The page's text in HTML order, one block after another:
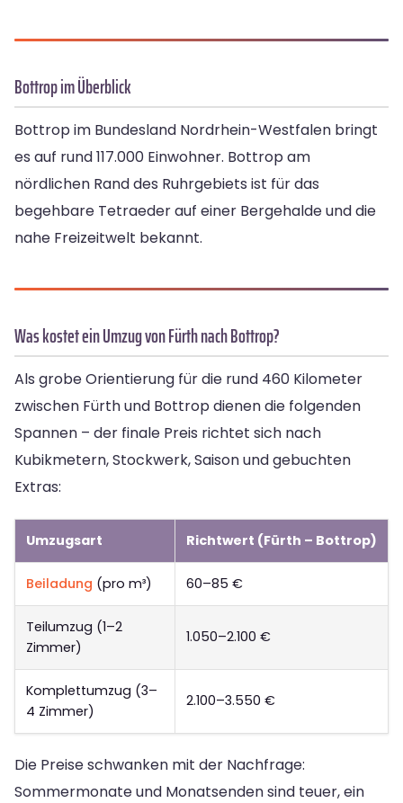
Bottrop im Überblick
Bottrop im Bundesland Nordrhein-Westfalen bringt
es auf rund 117.000 Einwohner. Bottrop am
nördlichen Rand des Ruhrgebiets ist für das
begehbare Tetraeder auf einer Bergehalde und die
nahe Freizeitwelt bekannt.
Was kostet ein Umzug von Fürth nach Bottrop?
Als grobe Orientierung für die rund 460 Kilometer
zwischen Fürth und Bottrop dienen die folgenden
Spannen – der finale Preis richtet sich nach
Kubikmetern, Stockwerk, Saison und gebuchten
Extras:
Umzugsart Richtwert (Fürth – Bottrop)
Beiladung (pro m³) 60–85 €
Teilumzug (1–2
Zimmer)
1.050–2.100 €
Komplettumzug (3–
4 Zimmer)
2.100–3.550 €
Die Preise schwanken mit der Nachfrage:
Sommermonate und Monatsenden sind teuer, ein